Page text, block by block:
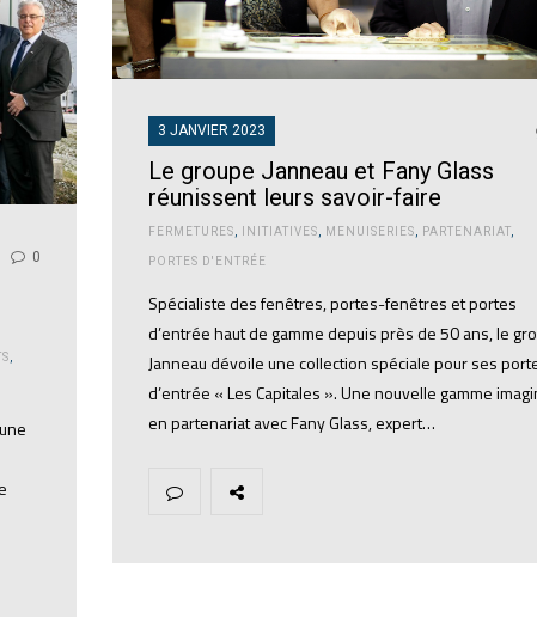
3 JANVIER 2023
Le groupe Janneau et Fany Glass
réunissent leurs savoir-faire
FERMETURES, INITIATIVES, MENUISERIES, PARTENARIAT,
PORTES D'ENTRÉE
Spécialiste des fenêtres, portes-fenêtres et portes
d’entrée haut de gamme depuis près de 50 ans, le
Janneau dévoile une collection spéciale pour ses
d’entrée « Les Capitales ». Une nouvelle gamme
en partenariat avec Fany Glass, expert…
0